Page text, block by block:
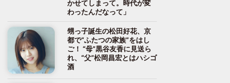
かせてしまって。時代が変
わったんだなって」
甥っ子誕生の松田好花、京
都で“ふたつの家族”をはし
ご！ “母”黒谷友香に見送ら
れ、“父”松岡昌宏とはハシゴ
酒